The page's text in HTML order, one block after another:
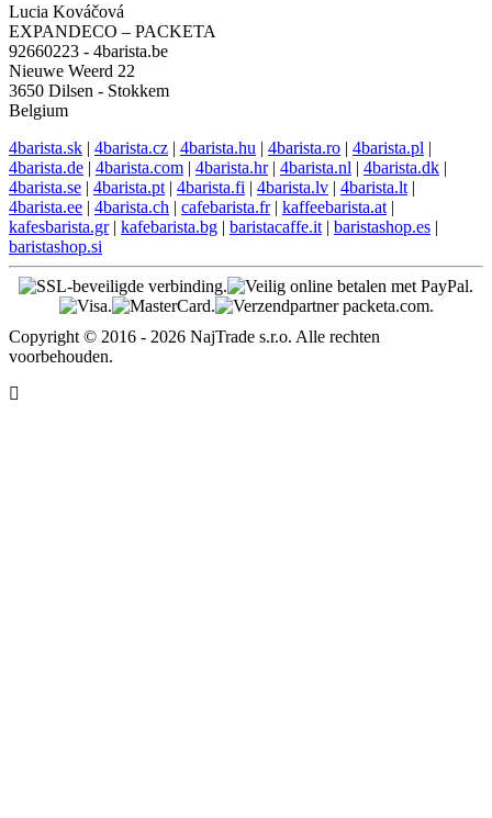
Lucia Kováčová
EXPANDECO – PACKETA
92660223 - 4barista.be
Nieuwe Weerd 22
3650 Dilsen - Stokkem
Belgium
4barista.sk | 4barista.cz | 4barista.hu | 4barista.ro | 4barista.pl |
4barista.de | 4barista.com | 4barista.hr| 4barista.nl | 4barista.dk |
4barista.se | 4barista.pt | 4barista.fi | 4barista.lv | 4barista.lt |
4barista.ee | 4barista.ch | cafebarista.fr| kaffeebarista.at |
kafesbarista.gr| kafebarista.bg | baristacaffe.it | baristashop.es |
baristashop.si
Copyright © 2016 - 2026 NajTrade s.r.o. Alle rechten
voorbehouden.